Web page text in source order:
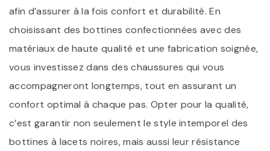
afin d’assurer à la fois confort et durabilité. En
choisissant des bottines confectionnées avec des
matériaux de haute qualité et une fabrication soignée,
vous investissez dans des chaussures qui vous
accompagneront longtemps, tout en assurant un
confort optimal à chaque pas. Opter pour la qualité,
c’est garantir non seulement le style intemporel des
bottines à lacets noires, mais aussi leur résistance